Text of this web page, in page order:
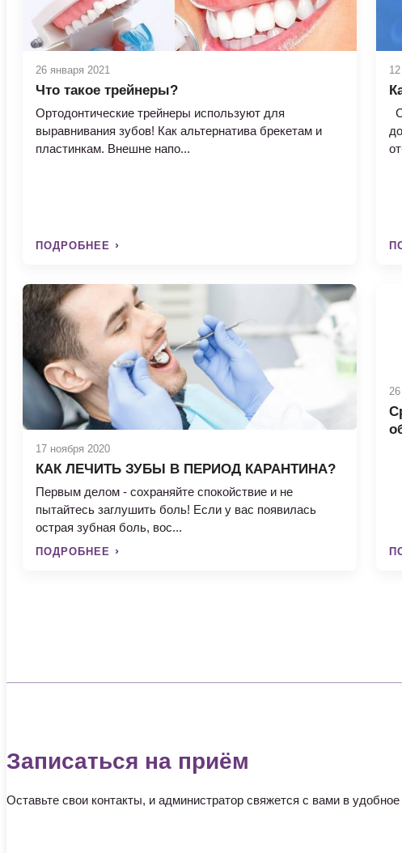
26 января 2021
Что такое трейнеры?
Ортодонтические трейнеры используют для
выравнивания зубов! Как альтернатива брекетам и
пластинкам. Внешне напо...
ПОДРОБНЕЕ
17 ноября 2020
КАК ЛЕЧИТЬ ЗУБЫ В ПЕРИОД КАРАНТИНА?
Первым делом - сохраняйте спокойствие и не
пытайтесь заглушить боль! Если у вас появилась
острая зубная боль, вос...
ПОДРОБНЕЕ
Записаться на приём
Оставьте свои контакты, и администратор свяжется с вами в